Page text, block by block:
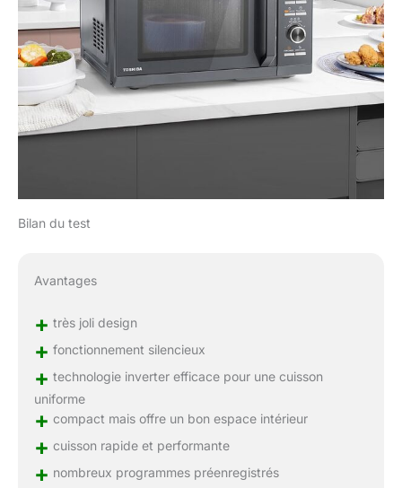
Bilan du test
Avantages
+ très joli design
+ fonctionnement silencieux
+ technologie inverter efficace pour une cuisson
uniforme
+ compact mais offre un bon espace intérieur
+ cuisson rapide et performante
+ nombreux programmes préenregistrés